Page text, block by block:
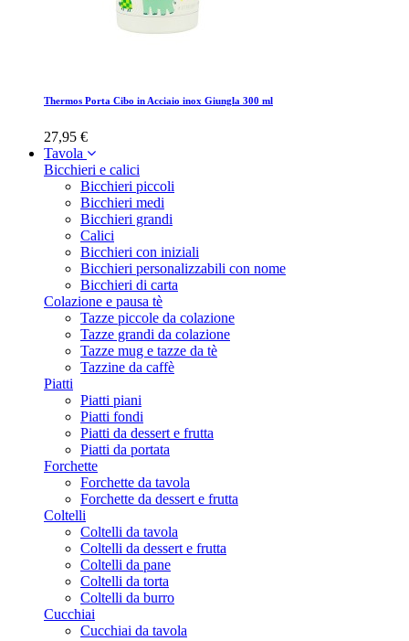
Thermos Porta Cibo in Acciaio inox Giungla 300 ml
27,95 €
Tavola
Bicchieri e calici
Bicchieri piccoli
Bicchieri medi
Bicchieri grandi
Calici
Bicchieri con iniziali
Bicchieri personalizzabili con nome
Bicchieri di carta
Colazione e pausa tè
Tazze piccole da colazione
Tazze grandi da colazione
Tazze mug e tazze da tè
Tazzine da caffè
Piatti
Piatti piani
Piatti fondi
Piatti da dessert e frutta
Piatti da portata
Forchette
Forchette da tavola
Forchette da dessert e frutta
Coltelli
Coltelli da tavola
Coltelli da dessert e frutta
Coltelli da pane
Coltelli da torta
Coltelli da burro
Cucchiai
Cucchiai da tavola